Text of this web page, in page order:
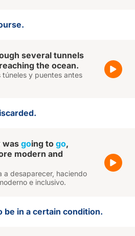
several tunnels
the ocean.
túneles y puentes antes
was going to go,
modern and
a desaparecer, haciendo
e inclusivo.
be in a certain condition.